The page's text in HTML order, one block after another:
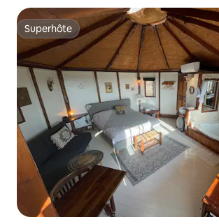
Superhôte
Superhôte